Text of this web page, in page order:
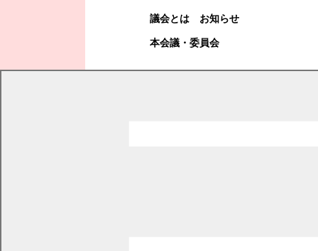
議会とは
お知らせ
本会議・委員会